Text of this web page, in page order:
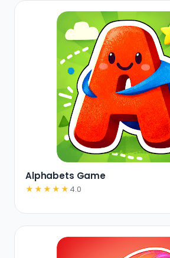
Alphabets Game
★★★★★ 4.0